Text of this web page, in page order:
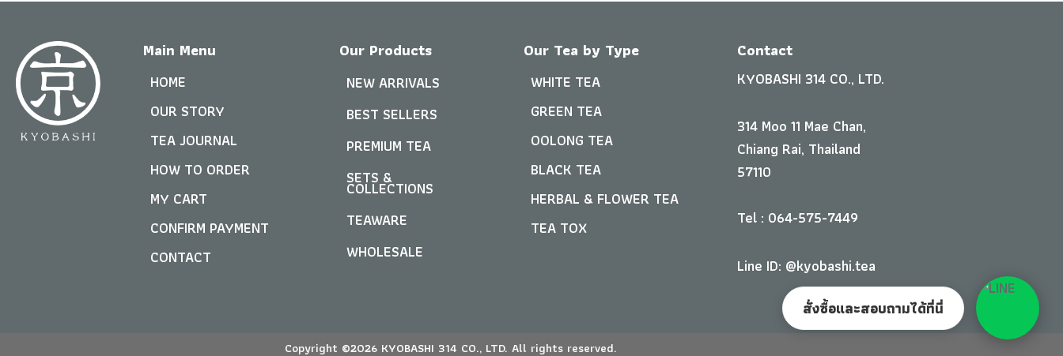
Main Menu
HOME
OUR STORY
TEA JOURNAL
HOW TO ORDER
MY CART
CONFIRM PAYMENT
CONTACT
Our Products
NEW ARRIVALS
BEST SELLERS
PREMIUM TEA
SETS &
COLLECTIONS
TEAWARE
WHOLESALE
Our Tea by Type
WHITE TEA
GREEN TEA
OOLONG TEA
BLACK TEA
HERBAL & FLOWER TEA
TEA TOX
Contact
KYOBASHI 314 CO., LTD.
314 Moo 11 Mae Chan,
Chiang Rai, Thailand
57110
Tel : 064-575-7449
Line ID: @kyobashi.tea
Copyright ©2026 KYOBASHI 314 CO., LTD. All rights reserved.
สั่งซื้อและสอบถามได้ที่นี่